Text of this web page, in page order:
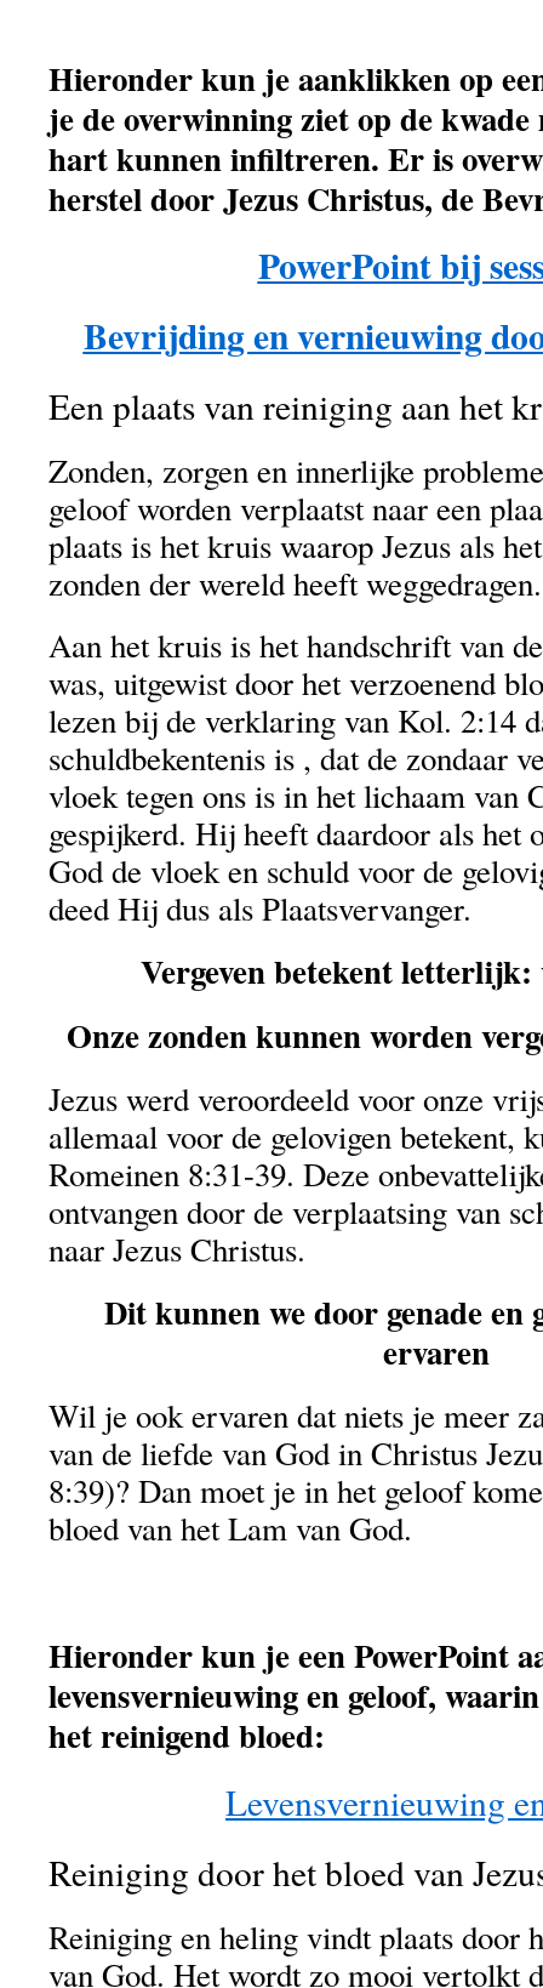
Hieronder kun je aanklikken op
je de overwinning ziet op de
hart kunnen infiltreren. Er is
herstel door Jezus Christus, de
PowerPoint bij
Bevrijding en vernieuwing
Een plaats van reiniging aan het
Zonden, zorgen en innerlijke
geloof worden verplaatst naar een
plaats is het kruis waarop Jezus als
zonden der wereld heeft weggedragen.
Aan het kruis is het handschrift van
was, uitgewist door het verzoenend
lezen bij de verklaring van Kol. 2:14
schuldbekentenis is , dat de zondaar
vloek tegen ons is in het lichaam van
gespijkerd. Hij heeft daardoor als het
God de vloek en schuld voor de
deed Hij dus als Plaatsvervanger.
Vergeven betekent letterlijk:
Onze zonden kunnen worden
Jezus werd veroordeeld voor onze
allemaal voor de gelovigen betekent,
Romeinen 8:31-39. Deze
ontvangen door de verplaatsing van
naar Jezus Christus.
Dit kunnen we door genade en
ervaren
Wil je ook ervaren dat niets je meer
van de liefde van God in Christus
8:39)? Dan moet je in het geloof
bloed van het Lam van God.
Hieronder kun je een PowerPoint
levensvernieuwing en geloof,
het reinigend bloed:
Levensvernieuwing
Reiniging door het bloed van
Reiniging en heling vindt plaats door
van God. Het wordt zo mooi vertolkt